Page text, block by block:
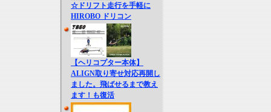
☆ドリフト走行を手軽に
HIROBO ドリコン
【ヘリコプター本体】
ALIGN取り寄せ対応再開し
ました。飛ばせるまで教え
ます！も復活